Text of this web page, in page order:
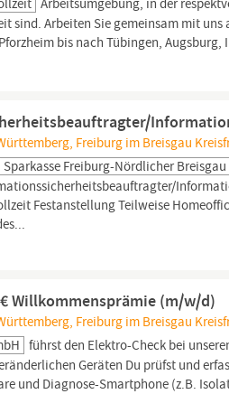
Arbeits­umgebung, in der
sind. Arbeiten Sie gemeinsam mit
bis nach Tübingen, Augs­burg,
Freiburg im Breisgau
Sparkasse Freiburg-Nördlicher Breisgau
Festanstellung Teilweise
Willkommensprämie (m/w/d)
Freiburg im Breisgau
führst den Elektro-Check bei
Geräten Du prüfst und
und Diagnose-Smartphone (z.B.